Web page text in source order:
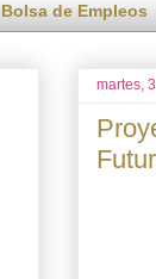
Bolsa de Empleos
martes,